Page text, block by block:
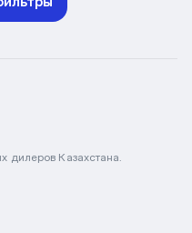
дилеров Казахстана.